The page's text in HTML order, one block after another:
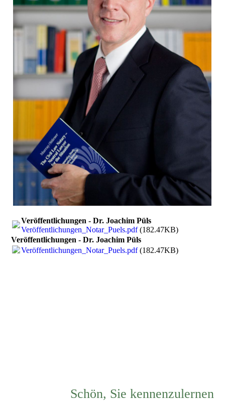
Veröffentlichungen - Dr. Joachim Püls
Veröffentlichungen_Notar_Puels.pdf(182.47KB)
Veröffentlichungen - Dr. Joachim Püls
Veröffentlichungen_Notar_Puels.pdf(182.47KB)
Schön, Sie kennenzulernen